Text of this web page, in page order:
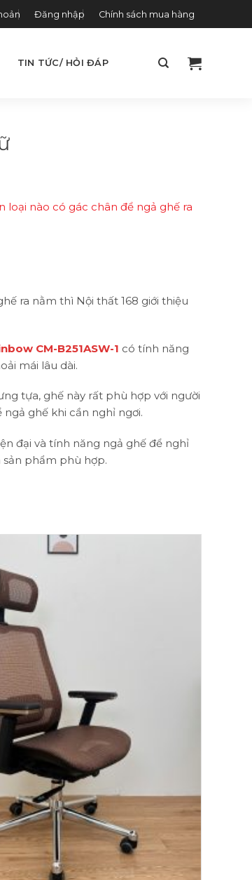
Đăng nhập Chính sách mua hàng
TIN TỨC/ HỎI ĐÁP
loại nào có gác chân để ngả ghế ra
ra nằm thì Nội thất 168 giới thiệu
CM-B251ASW-1 có tính năng
mái lâu dài.
tựa, ghế này rất phù hợp với người
ghế khi cần nghỉ ngơi.
đại và tính năng ngả ghế để nghỉ
phẩm phù hợp.